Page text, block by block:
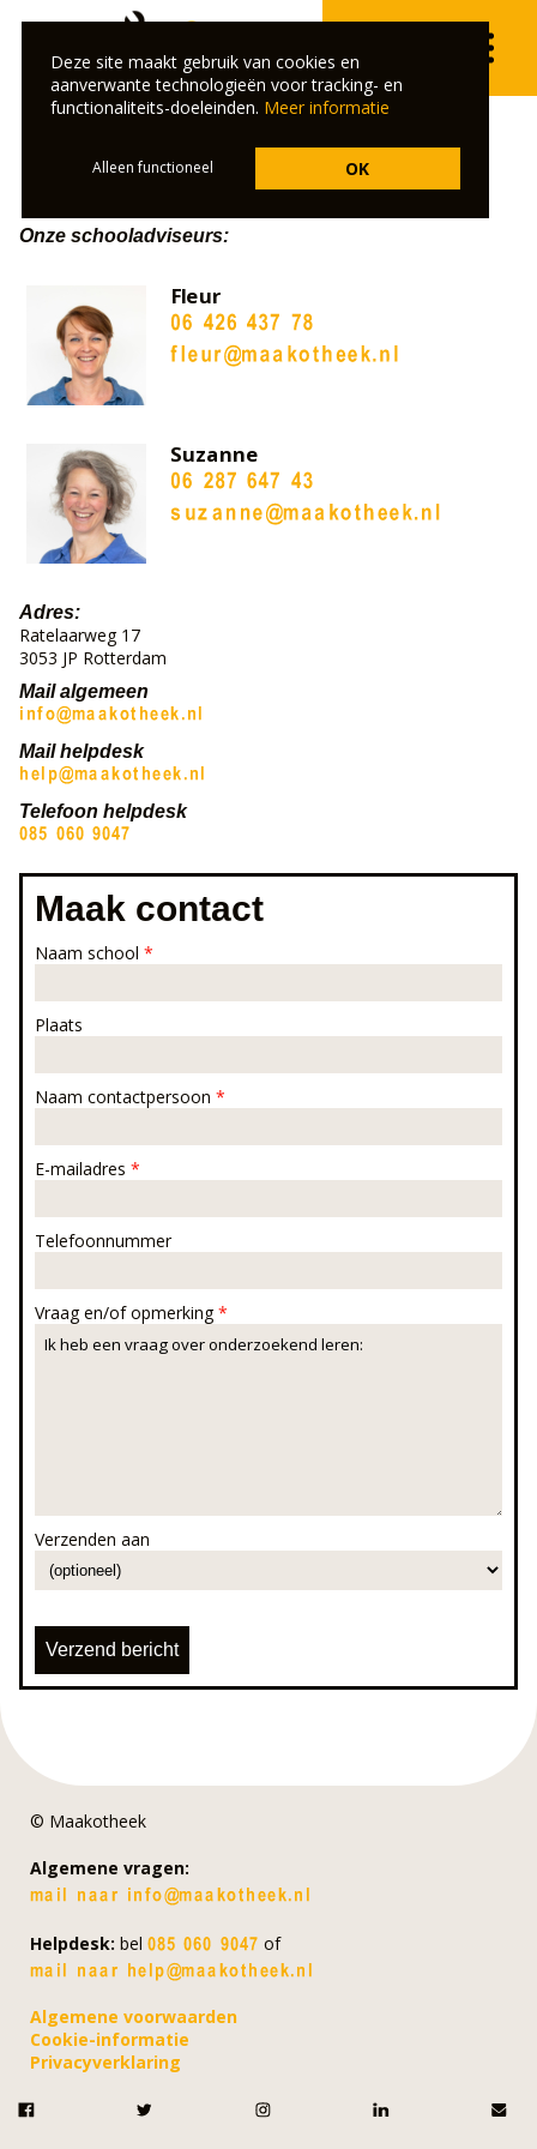
Maakotheek
Onze schooladviseurs:
Fleur
Suzanne
Adres:
Ratelaarweg 17
3053 JP Rotterdam
Mail algemeen
Mail helpdesk
Telefoon helpdesk
Maak contact
Naam school *
Plaats
Naam contactpersoon *
E-mailadres *
Telefoonnummer
Vraag en/of opmerking*
Verzenden aan
© Maakotheek
Algemene vragen:
Helpdesk: bel of
Algemene voorwaarden
Cookie-informatie
Privacyverklaring
Deze site maakt gebruik van cookies en
aanverwante technologieën voor tracking- en
functionaliteits-doeleinden. Meer informatie
Alleen functioneel OK